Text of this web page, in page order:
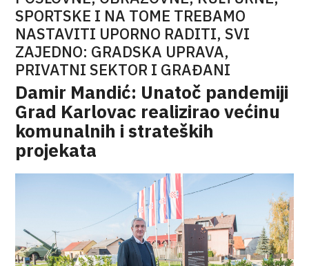
SPORTSKE I NA TOME TREBAMO
NASTAVITI UPORNO RADITI, SVI
ZAJEDNO: GRADSKA UPRAVA,
PRIVATNI SEKTOR I GRAĐANI
Damir Mandić: Unatoč pandemiji
Grad Karlovac realizirao većinu
komunalnih i strateških
projekata